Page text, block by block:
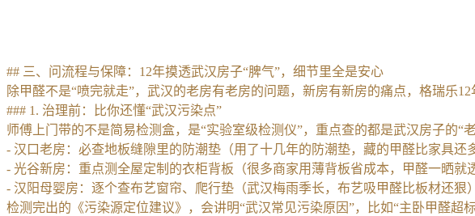
## 三、问流程与保障：12年摸透武汉房子“脾气”，细节里全是安心
除甲醛不是“喷完就走”，武汉的老房有老房的问题，新房有新房的痛点，格瑞乐
### 1. 治理前：比你还懂“武汉污染点”
师傅上门带的不是简易检测盒，是“实验室级检测仪”，重点查的都是武汉房子的“老
- 汉口老房：必查地板缝隙里的防潮垫（用了十几年的防潮垫，藏的甲醛比家具还
- 光谷新房：重点测全屋定制的衣柜背板（很多商家用薄背板省成本，甲醛一晒就
- 汉阳母婴房：逐个查布艺窗帘、爬行垫（武汉梅雨季长，布艺吸甲醛比板材还狠
检测完出的《污染源定位建议》，会讲明“武汉常见污染原因”，比如“主卧甲醛超